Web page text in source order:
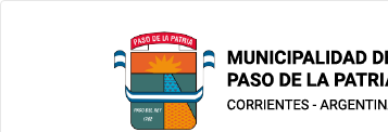
Municipalidad
de Paso De
La Patria